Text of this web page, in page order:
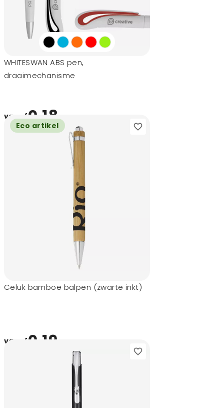
WHITESWAN ABS pen,
draaimechanisme
vanaf0,18
Eco artikel
Celuk bamboe balpen (zwarte inkt)
vanaf0,19